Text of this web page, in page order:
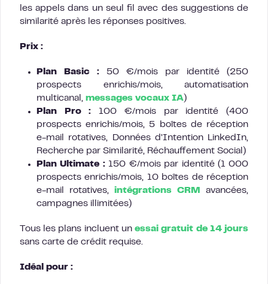
les appels dans un seul fil avec des suggestions de
similarité après les réponses positives.
Prix :
Plan Basic :50 €/mois par identité (250
prospects enrichis/mois, automatisation
multicanal, messages vocaux IA)
Plan Pro : 100 €/mois par identité (400
prospects enrichis/mois, 5 boîtes de réception
e-mail rotatives, Données d’Intention LinkedIn,
Recherche par Similarité, Réchauffement Social)
Plan Ultimate :150 €/mois par identité (1 000
prospects enrichis/mois, 10 boîtes de réception
e-mail rotatives, intégrations CRM
avancées,
campagnes illimitées)
Tous les plans incluent unessai gratuit de 14 jours
sans carte de crédit requise.
Idéal pour :